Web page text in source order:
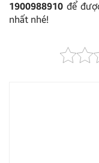
1900988910 để
nhất nhé!